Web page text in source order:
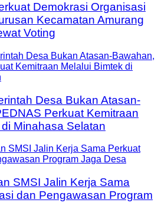
Demokrasi Organisasi
Kecamatan Amurang
Voting
Desa Bukan Atasan-
Perkuat Kemitraan
Minahasa Selatan
SMSI Jalin Kerja Sama
dan Pengawasan Program